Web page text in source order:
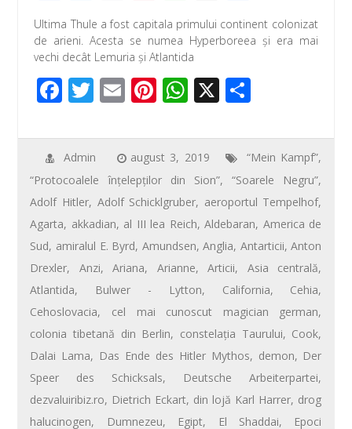
ac
e
b
o
o
k
wi
tt
er
m
ail
nt
er
e
st
h
at
s
A
p
p
ar
ta
Ultima Thule a fost capitala primului continent colonizat
de arieni. Acesta se numea Hyperboreea şi era mai
vechi decât Lemuria şi Atlantida
F
e
b
o
o
k
T
tt
er
E
ail
Pi
er
e
st
W
at
s
A
p
p
X
ta
je
az
ă
Admin august 3, 2019 “Mein Kampf”,
“Protocoalele înţelepţilor din Sion”,“Soarele Negru”,
Adolf Hitler, Adolf Schicklgruber, aeroportul Tempelhof,
Agarta, akkadian, al III lea Reich,Aldebaran, America de
Sud, amiralul E. Byrd, Amundsen,Anglia, Antarticii,Anton
Drexler, Anzi,Ariana, Arianne,Articii, Asia centrală,
Atlantida, Bulwer - Lytton, California, Cehia,
Cehoslovacia, cel mai cunoscut magician german,
colonia tibetană din Berlin, constelaţia Taurului, Cook,
Dalai Lama, Das Ende des Hitler Mythos, demon, Der
Speer des Schicksals, Deutsche Arbeiterpartei,
dezvaluiribiz.ro, Dietrich Eckart, din lojă Karl Harrer, drog
halucinogen, Dumnezeu, Egipt, El Shaddai, Epoci